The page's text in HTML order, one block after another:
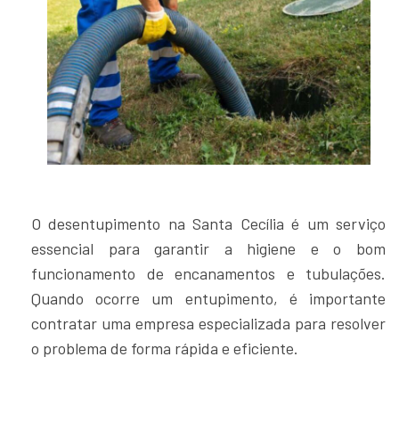
O desentupimento na Santa Cecília é um serviço
essencial para garantir a higiene e o bom
funcionamento de encanamentos e tubulações.
Quando ocorre um entupimento, é importante
contratar uma empresa especializada para resolver
o problema de forma rápida e eficiente.